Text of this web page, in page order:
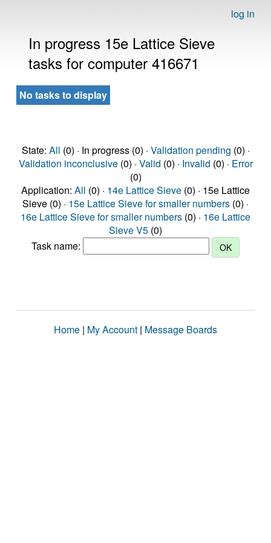
log in
In progress 15e Lattice Sieve
tasks for computer 416671
No tasks to display
State: All (0) · In progress (0) · Validation pending (0) ·
Validation inconclusive(0) · Valid (0) · Invalid (0) · Error
(0)
Application: All (0) · 14e Lattice Sieve (0) · 15e Lattice
Sieve (0) · 15e Lattice Sieve for smaller numbers (0) ·
16e Lattice Sieve for smaller numbers (0) · 16e Lattice
Sieve V5 (0)
Task name:
Home | My Account | Message Boards